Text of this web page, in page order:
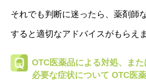
それでも判断に迷ったら、薬剤師
すると適切なアドバイスがもらえ
OTC医薬品による対処、ま
必要な症状について OTC医